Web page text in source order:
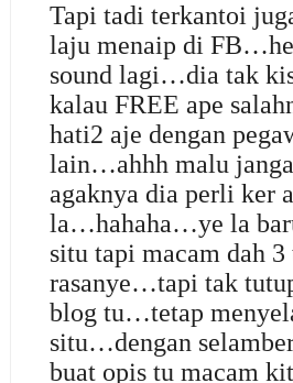
Tapi tadi terkantoi
laju menaip di
sound lagi…dia tak
kalau FREE ape
hati2 aje dengan
lain…ahhh malu
agaknya dia perli ker
la…hahaha…ye la
situ tapi macam dah 3
rasanye…tapi tak
blog tu…tetap
situ…dengan
buat opis tu macam